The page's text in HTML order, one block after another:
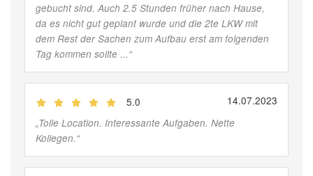
gebucht sind. Auch 2.5 Stunden früher nach Hause,
da es nicht gut geplant wurde und die 2te LKW mit
dem Rest der Sachen zum Aufbau erst am folgenden
Tag kommen sollte ...“
5.0 14.07.2023
„Tolle Location. Interessante Aufgaben. Nette
Kollegen.“